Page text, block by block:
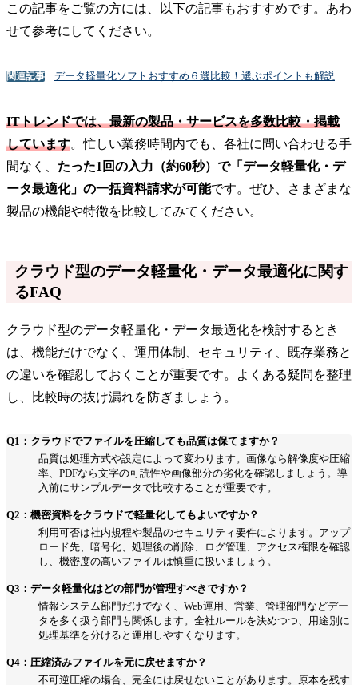
この記事をご覧の方には、以下の記事もおすすめです。あわ
せて参考にしてください。
関連記事 データ軽量化ソフトおすすめ６選比較！選ぶポイントも解説
ITトレンドでは、最新の製品・サービスを多数比較・掲載
しています。忙しい業務時間内でも、各社に問い合わせる手
間なく、 たった1回の入力（約60秒）で「データ軽量化・デ
ータ最適化」の一括資料請求が可能です。ぜひ、さまざまな
製品の機能や特徴を比較してみてください。
クラウド型のデータ軽量化・データ最適化に関す
るFAQ
クラウド型のデータ軽量化・データ最適化を検討するとき
は、機能だけでなく、運用体制、セキュリティ、既存業務と
の違いを確認しておくことが重要です。よくある疑問を整理
し、比較時の抜け漏れを防ぎましょう。
Q1：クラウドでファイルを圧縮しても品質は保てますか？
品質は処理方式や設定によって変わります。画像なら解像度や圧縮
率、PDFなら文字の可読性や画像部分の劣化を確認しましょう。導
入前にサンプルデータで比較することが重要です。
Q2：機密資料をクラウドで軽量化してもよいですか？
利用可否は社内規程や製品のセキュリティ要件によります。アップ
ロード先、暗号化、処理後の削除、ログ管理、アクセス権限を確認
し、機密度の高いファイルは慎重に扱いましょう。
Q3：データ軽量化はどの部門が管理すべきですか？
情報システム部門だけでなく、Web運用、営業、管理部門などデー
タを多く扱う部門も関係します。全社ルールを決めつつ、用途別に
処理基準を分けると運用しやすくなります。
Q4：圧縮済みファイルを元に戻せますか？
不可逆圧縮の場合、完全には戻せないことがあります。原本を残す